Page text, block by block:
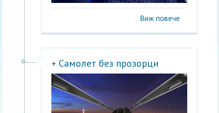
Виж повече
+ Самолет без прозорци